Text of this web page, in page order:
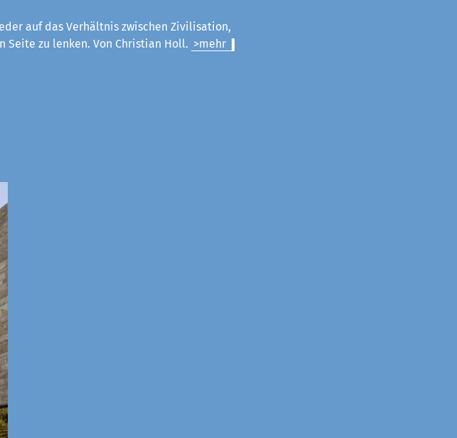
auf das Verhältnis zwischen Zivilisation,
Seite zu lenken. Von Christian Holl. >mehr